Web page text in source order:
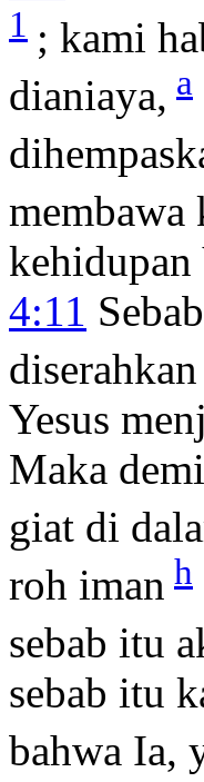
1 ; kami
dianiaya, a
membawa
kehidupan
4:11
Yesus
Maka
giat di
roh iman h
sebab itu
sebab itu
bahwa Ia,